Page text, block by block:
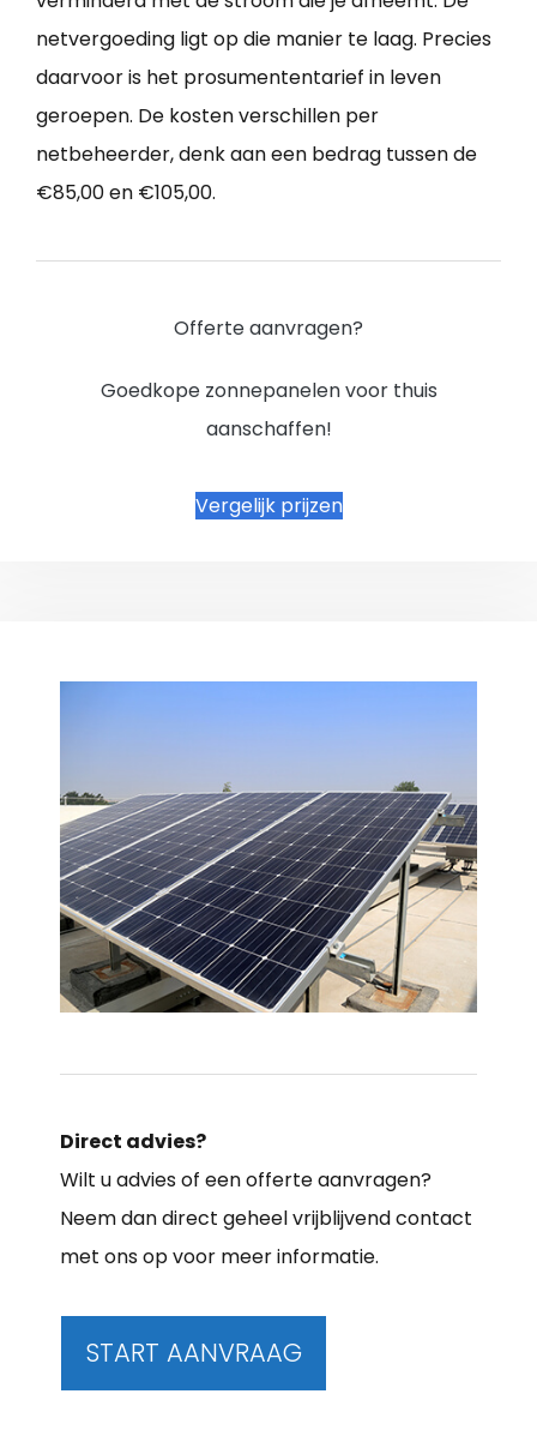
netvergoeding ligt op die manier te laag. Precies
daarvoor is het prosumententarief in leven
geroepen. De kosten verschillen per
netbeheerder, denk aan een bedrag tussen de
€85,00 en €105,00.
Offerte aanvragen?
Goedkope zonnepanelen voor thuis
aanschaffen!
Vergelijk prijzen
Direct advies?
Wilt u advies of een offerte aanvragen?
Neem dan direct geheel vrijblijvend contact
met ons op voor meer informatie.
START AANVRAAG